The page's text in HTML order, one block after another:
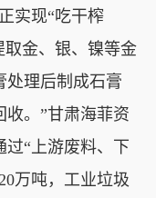
实现“吃干榨
取金、银、镍等金
处理后制成石膏
。”甘肃海菲资
“上游废料、下
万吨，工业垃圾